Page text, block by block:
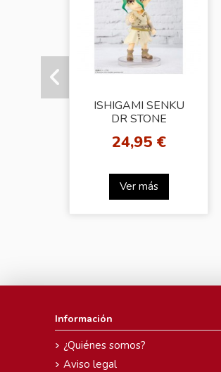
ISHIGAMI SENKU
DR STONE
24,95 €
Ver más
Información
¿Quiénes somos?
Aviso legal